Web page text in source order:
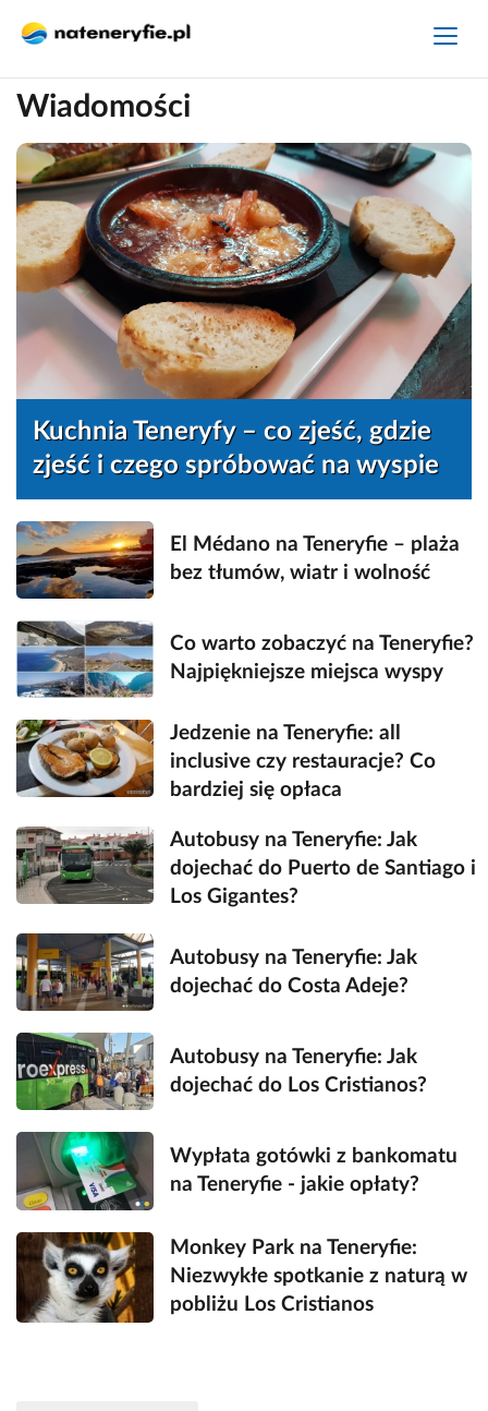
Wiadomości
Kuchnia Teneryfy – co zjeść, gdzie
zjeść i czego spróbować na wyspie
El Médano na Teneryfie – plaża
bez tłumów, wiatr i wolność
Co warto zobaczyć na Teneryfie?
Najpiękniejsze miejsca wyspy
Jedzenie na Teneryfie: all
inclusive czy restauracje? Co
bardziej się opłaca
Autobusy na Teneryfie: Jak
dojechać do Puerto de Santiago i
Los Gigantes?
Autobusy na Teneryfie: Jak
dojechać do Costa Adeje?
Autobusy na Teneryfie: Jak
dojechać do Los Cristianos?
Wypłata gotówki z bankomatu
na Teneryfie - jakie opłaty?
Monkey Park na Teneryfie:
Niezwykłe spotkanie z naturą w
pobliżu Los Cristianos